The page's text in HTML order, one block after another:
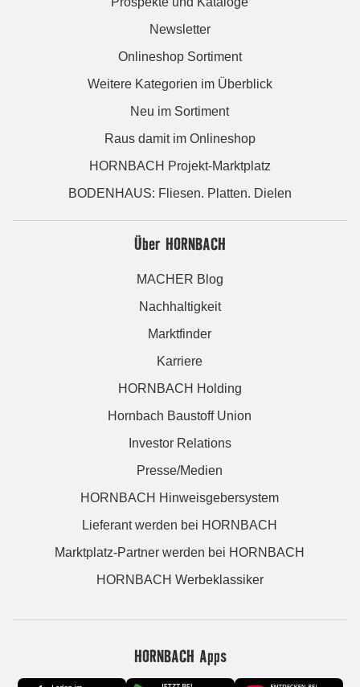
Newsletter
Onlineshop Sortiment
Weitere Kategorien im Überblick
Neu im Sortiment
Raus damit im Onlineshop
HORNBACH Projekt-Marktplatz
BODENHAUS: Fliesen. Platten. Dielen
Über HORNBACH
MACHER Blog
Nachhaltigkeit
Marktfinder
Karriere
HORNBACH Holding
Hornbach Baustoff Union
Investor Relations
Presse/Medien
HORNBACH Hinweisgebersystem
Lieferant werden bei HORNBACH
Marktplatz-Partner werden bei HORNBACH
HORNBACH Werbeklassiker
HORNBACH Apps